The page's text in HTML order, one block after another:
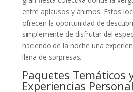
entre aplausos y ánimos. Estos
ofrecen la oportunidad de
simplemente de disfrutar del
haciendo de la noche una
llena de sorpresas.
Paquetes Temáticos
Experiencias